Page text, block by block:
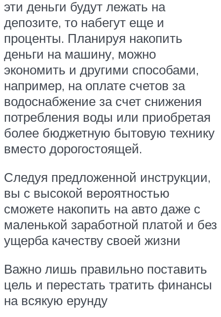
эти деньги будут лежать на
депозите, то набегут еще и
проценты. Планируя накопить
деньги на машину, можно
экономить и другими способами,
например, на оплате счетов за
водоснабжение за счет снижения
потребления воды или приобретая
более бюджетную бытовую технику
вместо дорогостоящей.
Следуя предложенной инструкции,
вы с высокой вероятностью
сможете накопить на авто даже с
маленькой заработной платой и без
ущерба качеству своей жизни
Важно лишь правильно поставить
цель и перестать тратить финансы
на всякую ерунду